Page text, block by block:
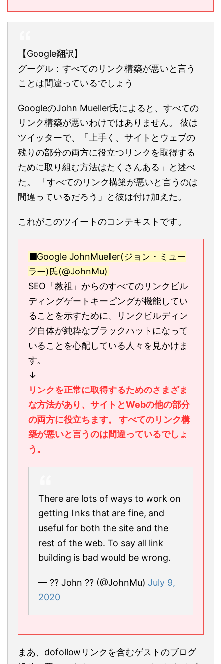
【Google翻訳】
グーグル：すべてのリンク構築が悪いと言う
ことは間違っているでしょう
GoogleのJohn Mueller氏によると、すべての
リンク構築が悪いわけではありません。 彼は
ツイッターで、「上手く、サイトとウェブの
残りの部分の両方に役立つリンクを取得する
ために取り組む方法はたくさんある」と述べ
た。 「すべてのリンク構築が悪いと言うのは
間違っているだろう」と彼は付け加えた。
これがこのツイートのコンテキストです。
■Google JohnMueller(ジョン・ミュー
ラー)氏(@JohnMu)
SEO「教祖」からのすべてのリンクビル
ディングゲートキーピングが機能してい
ることを示すために、リンクビルディン
グ自体が純粋なブラックハットになって
いることを心配している人々を見かけま
す。
↓
リンクを正常に取得するためのさまざま
な方法があり、サイトとWebの他の部分
の両方に役立ちます。 すべてのリンク構
築が悪いと言うのは間違っているでしょ
う。
There are lots of ways to work on
getting links that are fine, and
useful for both the site and the
rest of the web. To say all link
building is bad would be wrong.
— ?? John ?? (@JohnMu) July 9,
2020
まあ、dofollowリンクを含むゲストのブログ